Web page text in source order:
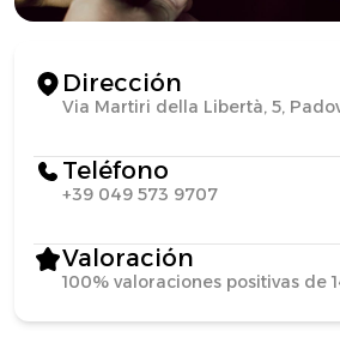
Dirección
Via Martiri della Libertà, 5,
Teléfono
+39 049 573 9707
Valoración
100% valoraciones positivas de